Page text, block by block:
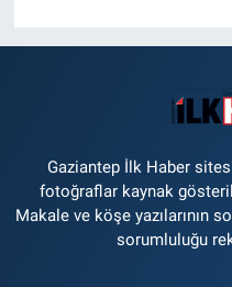
Gaziantep İlk Haber
fotoğraflar kaynak
Makale ve köşe yazılarının
sorumluluğu